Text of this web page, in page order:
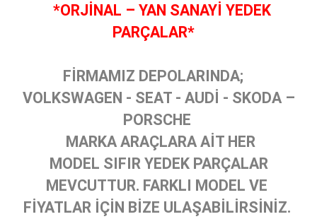
*ORJİNAL – YAN SANAYİ YEDEK
PARÇALAR*
FİRMAMIZ DEPOLARINDA;
VOLKSWAGEN - SEAT - AUDİ - SKODA –
PORSCHE
MARKA ARAÇLARA AİT HER
MODEL SIFIR YEDEK PARÇALAR
MEVCUTTUR. FARKLI MODEL VE
FİYATLAR İÇİN BİZE ULAŞABİLİRSİNİZ.